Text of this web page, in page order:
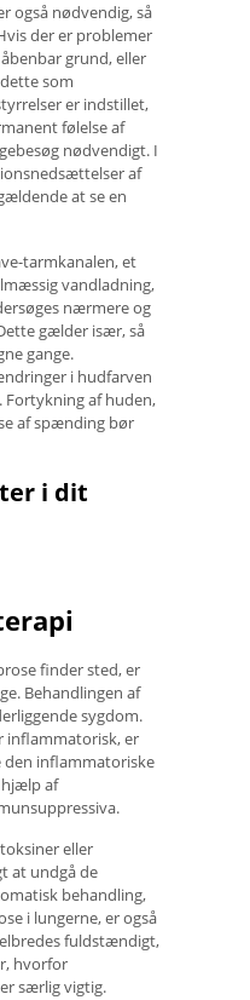
også nødvendig, så
der er problemer
grund, eller
som
er indstillet,
følelse af
nødvendigt. I
af
at se en
tarmkanalen, et
vandladning,
nærmere og
gælder især, så
gange.
i hudfarven
Fortykning af huden,
af spænding bør
i dit
finder sted, er
Behandlingen af
sygdom.
inflammatorisk, er
inflammatoriske
hjælp af
eller
at undgå de
behandling,
i lungerne, er også
fuldstændigt,
hvorfor
særlig vigtig.